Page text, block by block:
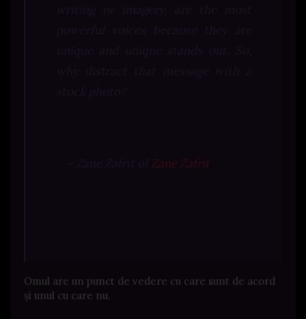
Zane Zafrit
Omul are un punct de vedere cu care sunt de acord
și unul cu care nu.